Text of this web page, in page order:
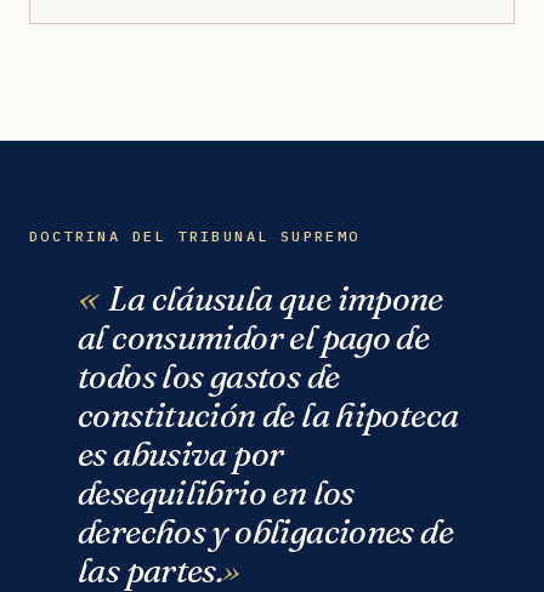
DOCTRINA DEL TRIBUNAL SUPREMO
La cláusula que impone
al consumidor el pago de
todos los gastos de
constitución de la hipoteca
es abusiva por
desequilibrio en los
derechos y obligaciones de
las partes.